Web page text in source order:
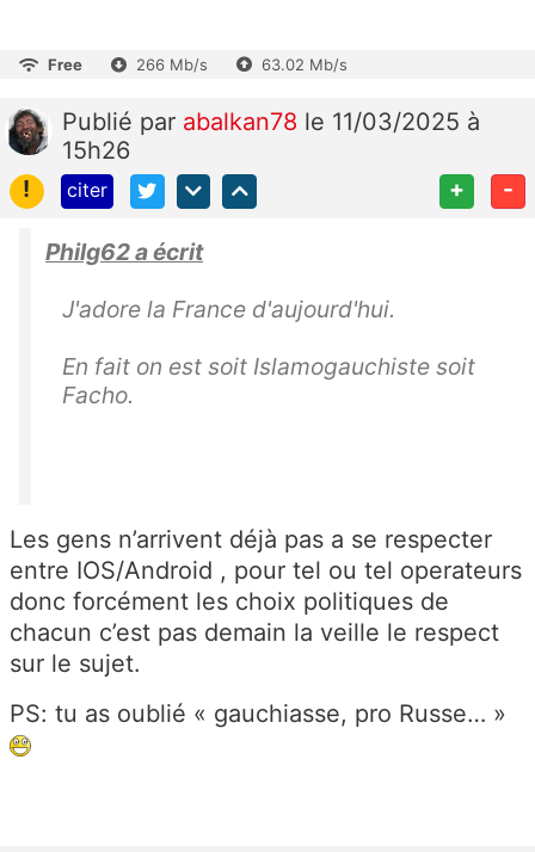
Free 266 Mb/s 63.02 Mb/s
Publié par abalkan78 le 11/03/2025 à
15h26
!
citer + -
Philg62 a écrit
J'adore la France d'aujourd'hui.
En fait on est soit Islamogauchiste soit
Facho.
Les gens n’arrivent déjà pas a se respecter
entre IOS/Android , pour tel ou tel operateurs
donc forcément les choix politiques de
chacun c’est pas demain la veille le respect
sur le sujet.
PS: tu as oublié « gauchiasse, pro Russe… »